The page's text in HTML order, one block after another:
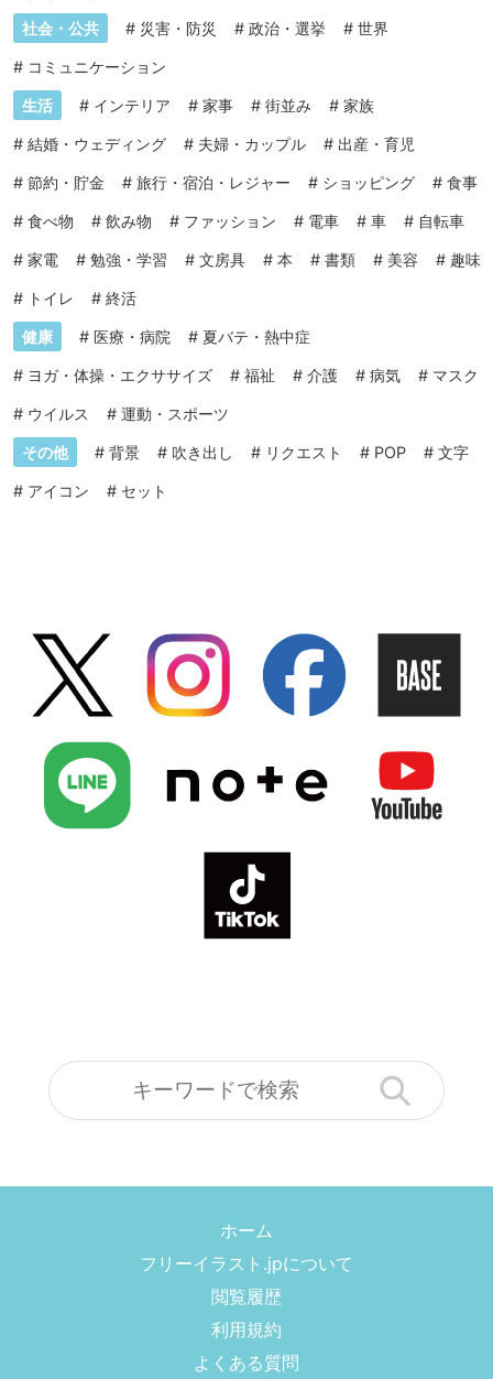
社会・公共 # 災害・防災 # 政治・選挙 # 世界
# コミュニケーション
生活 # インテリア # 家事 # 街並み # 家族
# 結婚・ウェディング # 夫婦・カップル # 出産・育児
# 節約・貯金 # 旅行・宿泊・レジャー # ショッピング # 食事
# 食べ物 # 飲み物 # ファッション # 電車 # 車 # 自転車
# 家電 # 勉強・学習 # 文房具 # 本 # 書類 # 美容 # 趣味
# トイレ # 終活
健康 # 医療・病院 # 夏バテ・熱中症
# ヨガ・体操・エクササイズ # 福祉 # 介護 # 病気 # マスク
# ウイルス # 運動・スポーツ
その他 # 背景 # 吹き出し # リクエスト # POP # 文字
# アイコン # セット
ホーム
フリーイラスト.jpについて
閲覧履歴
利用規約
よくある質問